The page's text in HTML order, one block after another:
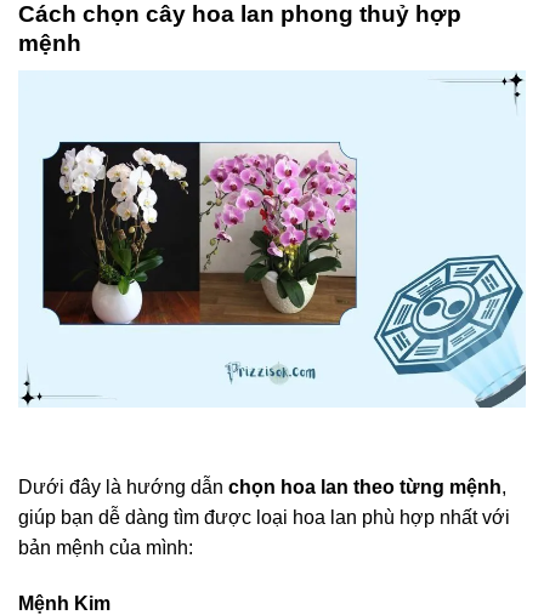
Cách chọn cây hoa lan phong thuỷ hợp
mệnh
Dưới đây là hướng dẫn chọn hoa lan theo từng mệnh,
giúp bạn dễ dàng tìm được loại hoa lan phù hợp nhất với
bản mệnh của mình:
Mệnh Kim